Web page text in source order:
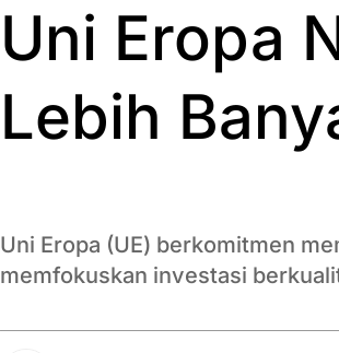
Uni Eropa
Lebih
Uni Eropa (UE) berkomitmen
memfokuskan investasi